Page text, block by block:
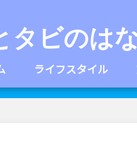
タビのは
ライフスタイル